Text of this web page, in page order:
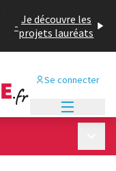
- Je découvre les
projets lauréats
Se connecter